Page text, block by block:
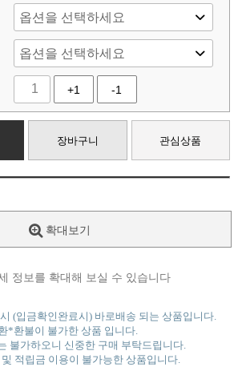
+1 -1
장바구니 관심상품
확대보기
정보를 확대해 보실 수 있습니다
(입금확인완료시) 바로배송 되는 상품입니다.
*환불이 불가한 상품 입니다.
불가하오니 신중한 구매 부탁드립니다.
적립금 이용이 불가능한 상품입니다.